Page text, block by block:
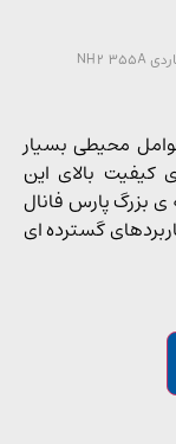
عوامل محیطی بسیار
بالای این
پارس فانال
گسترده ای